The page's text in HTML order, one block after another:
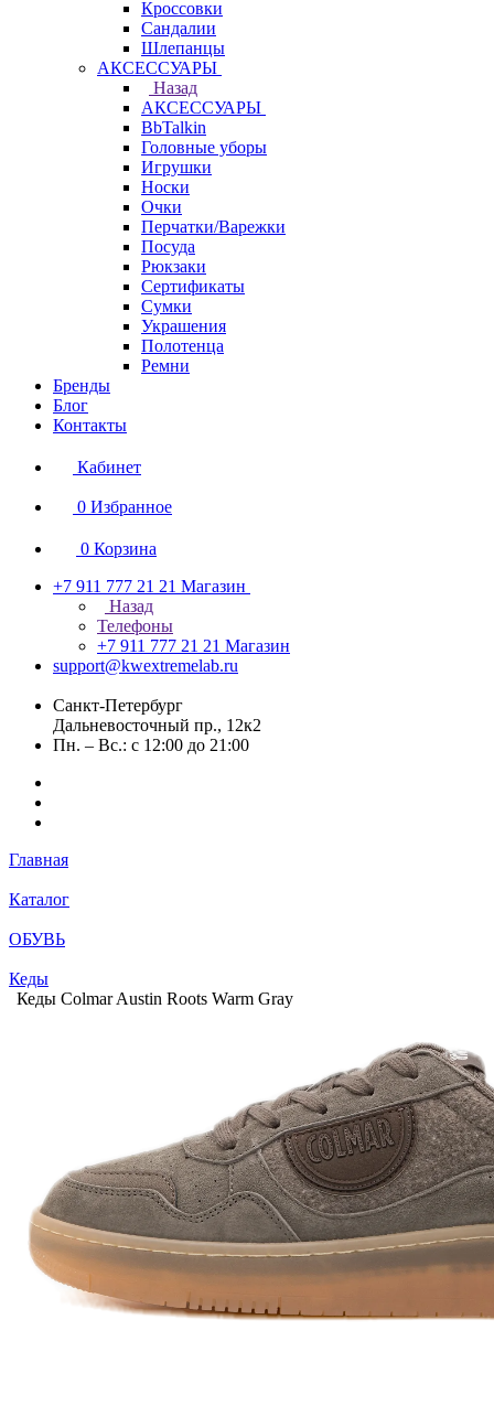
Кроссовки
Сандалии
Шлепанцы
АКСЕССУАРЫ
Назад
АКСЕССУАРЫ
BbTalkin
Головные уборы
Игрушки
Носки
Очки
Перчатки/Варежки
Посуда
Рюкзаки
Сертификаты
Сумки
Украшения
Полотенца
Ремни
Бренды
Блог
Контакты
Кабинет
0 Избранное
0 Корзина
+7 911 777 21 21 Магазин
Назад
Телефоны
+7 911 777 21 21 Магазин
support@kwextremelab.ru
Санкт-Петербург
Дальневосточный пр., 12к2
Пн. – Вс.: с 12:00 до 21:00
Главная
Каталог
ОБУВЬ
Кеды
Кеды Colmar Austin Roots Warm Gray